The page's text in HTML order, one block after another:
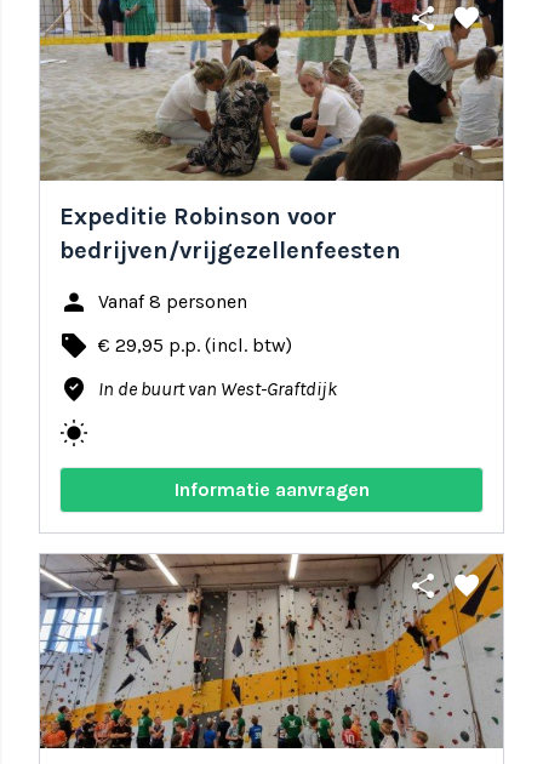
share favorite
Expeditie Robinson voor
bedrijven/vrijgezellenfeesten
person Vanaf 8 personen
local_offer € 29,95 p.p. (incl. btw)
where_to_vote In de buurt van West-Graftdijk
wb_sunny
Informatie aanvragen
share favorite